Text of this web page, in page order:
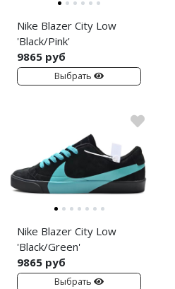
Nike Blazer City Low
'Black/Pink'
9865 руб
Выбрать
Nike Blazer City Low
'Black/Green'
9865 руб
Выбрать
Air Jordan 7
Air Jordan 10
Air Jordan 11
Air Jordan 14
Air Jordan 15